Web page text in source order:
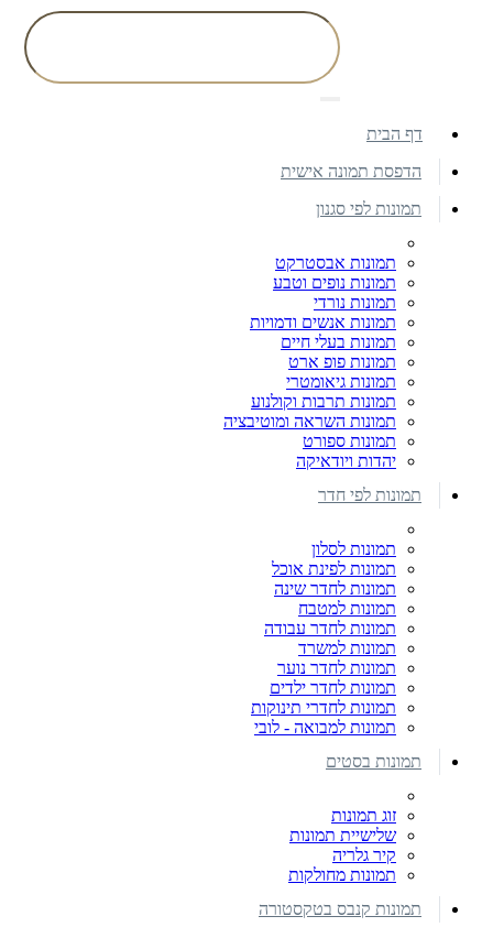
דף הבית
הדפסת תמונה אישית
תמונות לפי סגנון
תמונות אבסטרקט
תמונות נופים וטבע
תמונות נורדי
תמונות אנשים ודמויות
תמונות בעלי חיים
תמונות פופ ארט
תמונות גיאומטרי
תמונות תרבות וקולנוע
תמונות השראה ומוטיבציה
תמונות ספורט
יהדות ויודאיקה
תמונות לפי חדר
תמונות לסלון
תמונות לפינת אוכל
תמונות לחדר שינה
תמונות למטבח
תמונות לחדר עבודה
תמונות למשרד
תמונות לחדר נוער
תמונות לחדר ילדים
תמונות לחדרי תינוקות
תמונות למבואה - לובי
תמונות בסטים
זוג תמונות
שלישיית תמונות
קיר גלריה
תמונות מחולקות
תמונות קנבס בטקסטורה